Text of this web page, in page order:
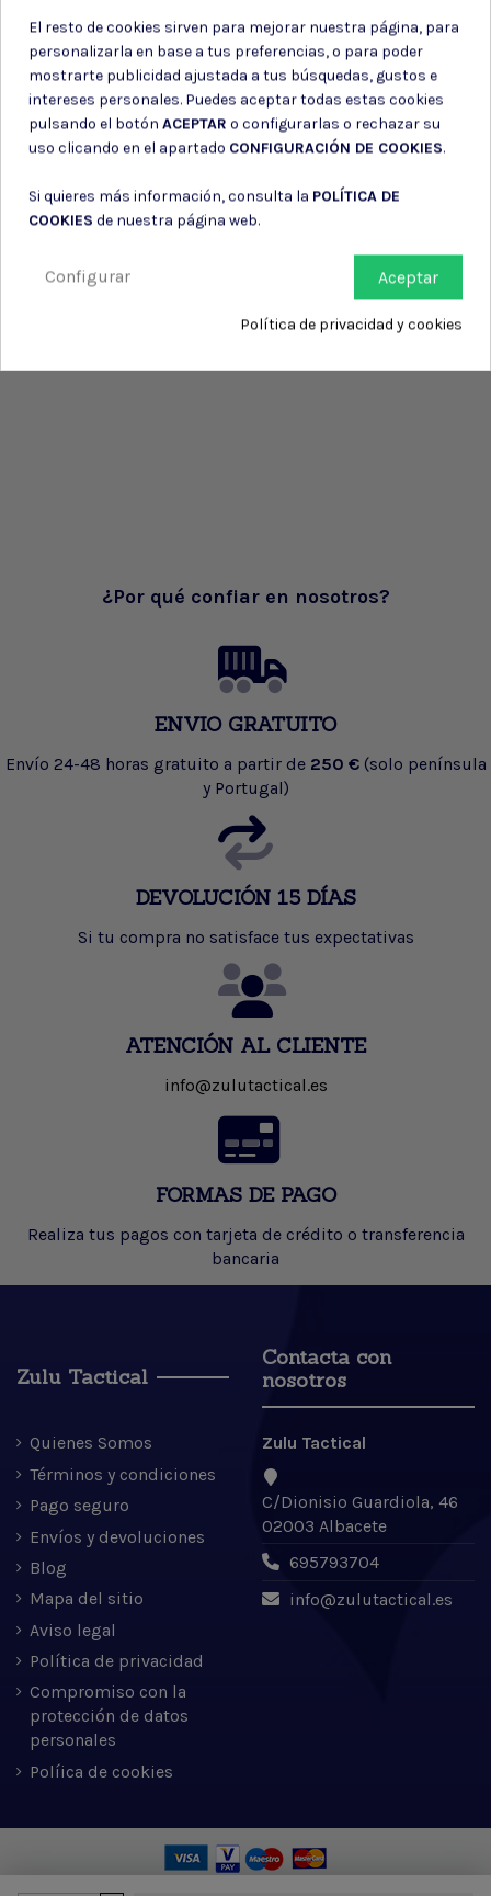
Consiento el uso de mis datos personales para recibir publicidad
de su entidad.
¿Por qué confiar en nosotros?
ENVIO GRATUITO
Envío 24-48 horas gratuito a partir de 250 € (solo península
y Portugal)
DEVOLUCIÓN 15 DÍAS
Si tu compra no satisface tus expectativas
ATENCIÓN AL CLIENTE
info@zulutactical.es
FORMAS DE PAGO
Realiza tus pagos con tarjeta de crédito o transferencia
bancaria
Zulu Tactical
Quienes Somos
Términos y condiciones
Pago seguro
Envíos y devoluciones
Blog
Mapa del sitio
Aviso legal
Política de privacidad
Compromiso con la
protección de datos
personales
Políica de cookies
Contacta con
nosotros
Zulu Tactical
C/Dionisio Guardiola, 46
02003 Albacete
695793704
info@zulutactical.es
El resto de cookies sirven para mejorar nuestra página, para
personalizarla en base a tus preferencias, o para poder
mostrarte publicidad ajustada a tus búsquedas, gustos e
intereses personales. Puedes aceptar todas estas cookies
pulsando el botón ACEPTAR o configurarlas o rechazar su
uso clicando en el apartado CONFIGURACIÓN DE COOKIES.
Si quieres más información, consulta la POLÍTICA DE
COOKIES de nuestra página web.
Aceptar
Configurar
Política de privacidad y cookies